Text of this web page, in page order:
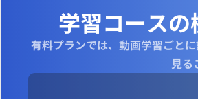
学習コースの
有料プランでは、動画学習ごと
見る